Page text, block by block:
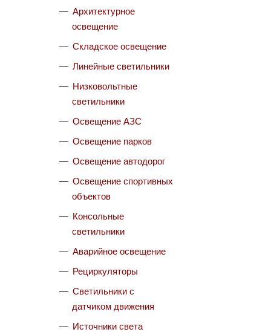
Архитектурное
освещение
Складское освещение
Линейные светильники
Низковольтные
светильники
Освещение АЗС
Освещение парков
Освещение автодорог
Освещение спортивных
объектов
Консольные
светильники
Аварийное освещение
Рециркуляторы
Светильники с
датчиком движения
Источники света